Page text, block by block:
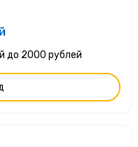
до 2000 рублей